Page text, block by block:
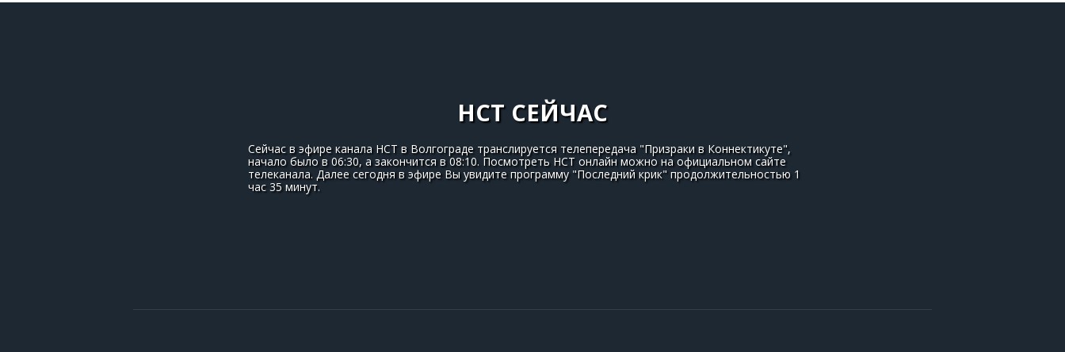
НСТ СЕЙЧАС
Сейчас в эфире канала НСТ в Волгограде транслируется телепередача "Призраки в Коннектикуте",
начало было в 06:30, а закончится в 08:10. Посмотреть НСТ онлайн можно на официальном сайте
телеканала. Далее сегодня в эфире Вы увидите программу "Последний крик" продолжительностью 1
час 35 минут.